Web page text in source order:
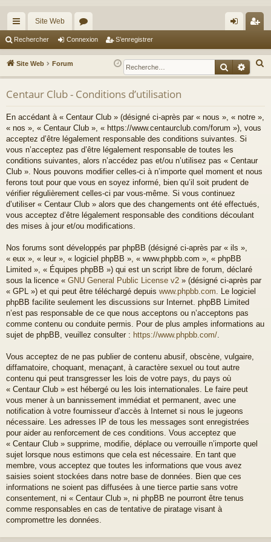
cc
ès
ra
pi
Site Web
or
u
m
s
ne
xi
nr
eg
r
Rechercher Connexion S’enregistrer
Site Web Forum
e
Centaur Club - Conditions d’utilisation
En accédant à « Centaur Club » (désigné ci-après par « nous », « notre »,
« nos », « Centaur Club », « https://www.centaurclub.com/forum »), vous
acceptez d’être légalement responsable des conditions suivantes. Si
vous n’acceptez pas d’être légalement responsable de toutes les
conditions suivantes, alors n’accédez pas et/ou n’utilisez pas « Centaur
Club ». Nous pouvons modifier celles-ci à n’importe quel moment et nous
ferons tout pour que vous en soyez informé, bien qu’il soit prudent de
vérifier régulièrement celles-ci par vous-même. Si vous continuez
d’utiliser « Centaur Club » alors que des changements ont été effectués,
vous acceptez d’être légalement responsable des conditions découlant
des mises à jour et/ou modifications.
Nos forums sont développés par phpBB (désigné ci-après par « ils »,
« eux », « leur », « logiciel phpBB », « www.phpbb.com », « phpBB
Limited », « Équipes phpBB ») qui est un script libre de forum, déclaré
sous la licence « GNU General Public License v2 » (désigné ci-après par
« GPL ») et qui peut être téléchargé depuis www.phpbb.com . Le logiciel
phpBB facilite seulement les discussions sur Internet. phpBB Limited
n’est pas responsable de ce que nous acceptons ou n’acceptons pas
comme contenu ou conduite permis. Pour de plus amples informations au
sujet de phpBB, veuillez consulter : https://www.phpbb.com/
Vous acceptez de ne pas publier de contenu abusif, obscène, vulgaire,
diffamatoire, choquant, menaçant, à caractère sexuel ou tout autre
contenu qui peut transgresser les lois de votre pays, du pays où
« Centaur Club » est hébergé ou les lois internationales. Le faire peut
vous mener à un bannissement immédiat et permanent, avec une
notification à votre fournisseur d’accès à Internet si nous le jugeons
nécessaire. Les adresses IP de tous les messages sont enregistrées
pour aider au renforcement de ces conditions. Vous acceptez que
« Centaur Club » supprime, modifie, déplace ou verrouille n’importe quel
sujet lorsque nous estimons que cela est nécessaire. En tant que
membre, vous acceptez que toutes les informations que vous avez
saisies soient stockées dans notre base de données. Bien que ces
informations ne soient pas diffusées à une tierce partie sans votre
consentement, ni « Centaur Club », ni phpBB ne pourront être tenus
comme responsables en cas de tentative de piratage visant à
compromettre les données.